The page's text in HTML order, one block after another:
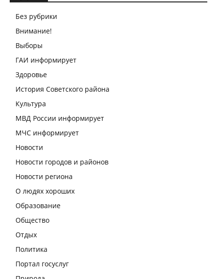
Без рубрики
Внимание!
Выборы
ГАИ информирует
Здоровье
История Советского района
Культура
МВД России информирует
МЧС информирует
Новости
Новости городов и районов
Новости региона
О людях хороших
Образование
Общество
Отдых
Политика
Портал госуслуг